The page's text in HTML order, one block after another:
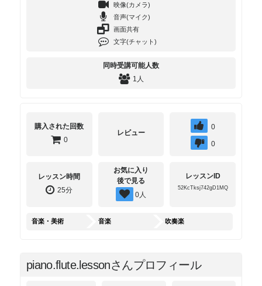
映像(カメラ)
音声(マイク)
画面共有
文字(チャット)
同時受講可能人数
1人
購入された回数
0
レビュー
0
0
レッスン時間
25分
お気に入り
後で見る
0人
レッスンID
52KcTksj742gD1MQ
音楽・美術 音楽 吹奏楽
piano.flute.lessonさんプロフィール